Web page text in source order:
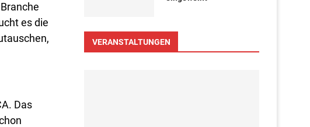
es die
Das
VERANSTALTUNGEN